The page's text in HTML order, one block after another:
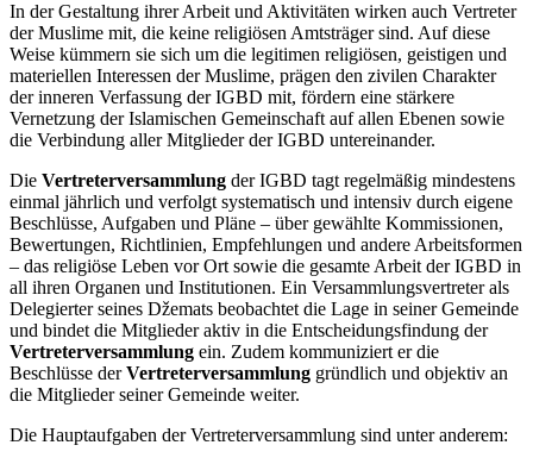
In der Gestaltung ihrer Arbeit und Aktivitäten wirken auch Vertreter
der Muslime mit, die keine religiösen Amtsträger sind. Auf diese
Weise kümmern sie sich um die legitimen religiösen, geistigen und
materiellen Interessen der Muslime, prägen den zivilen Charakter
der inneren Verfassung der IGBD mit, fördern eine stärkere
Vernetzung der Islamischen Gemeinschaft auf allen Ebenen sowie
die Verbindung aller Mitglieder der IGBD untereinander.
Die Vertreterversammlung der IGBD tagt regelmäßig mindestens
einmal jährlich und verfolgt systematisch und intensiv durch eigene
Beschlüsse, Aufgaben und Pläne – über gewählte Kommissionen,
Bewertungen, Richtlinien, Empfehlungen und andere Arbeitsformen
– das religiöse Leben vor Ort sowie die gesamte Arbeit der IGBD in
all ihren Organen und Institutionen. Ein Versammlungsvertreter als
Delegierter seines Džemats beobachtet die Lage in seiner Gemeinde
und bindet die Mitglieder aktiv in die Entscheidungsfindung der
Vertreterversammlung ein. Zudem kommuniziert er die
Beschlüsse derVertreterversammlung gründlich und objektiv an
die Mitglieder seiner Gemeinde weiter.
Die Hauptaufgaben der Vertreterversammlung sind unter anderem: